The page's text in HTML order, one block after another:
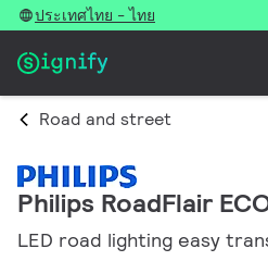
ประเทศไทย - ไทย
Road and street
Philips RoadFlair
LED road lighting easy